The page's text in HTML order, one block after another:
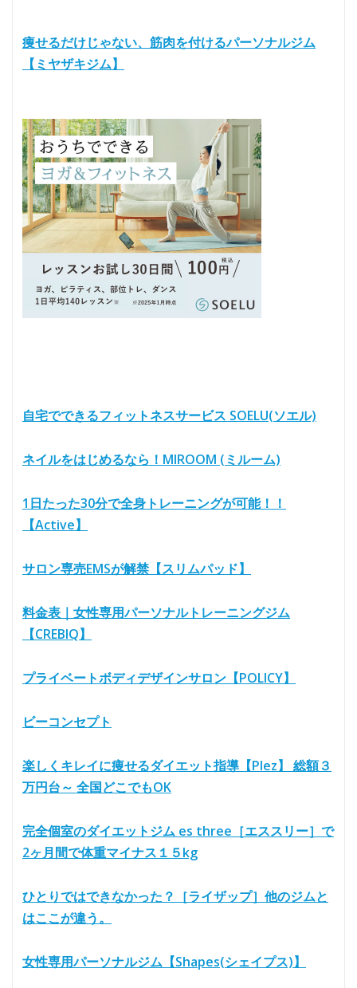
痩せるだけじゃない、筋肉を付けるパーソナルジム
【ミヤザキジム】
自宅でできるフィットネスサービス SOELU(ソエル)
ネイルをはじめるなら！MIROOM (ミルーム)
1日たった30分で全身トレーニングが可能！！
【Active】
サロン専売EMSが解禁【スリムパッド】
料金表｜女性専用パーソナルトレーニングジム
【CREBIQ】
プライベートボディデザインサロン【POLICY】
ビーコンセプト
楽しくキレイに痩せるダイエット指導【Plez】 総額３
万円台～ 全国どこでもOK
完全個室のダイエットジム es three［エススリー］で
2ヶ月間で体重マイナス１５kg
ひとりではできなかった？［ライザップ］他のジムと
はここが違う。
女性専用パーソナルジム【Shapes(シェイプス)】